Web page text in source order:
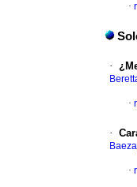
·
·
·
·
·